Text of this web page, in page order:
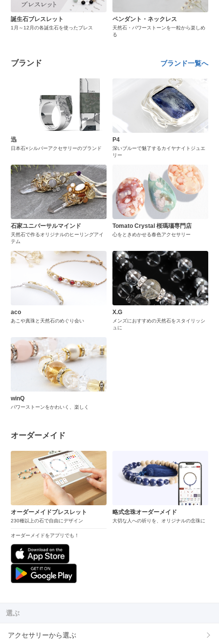
誕生石ブレスレット
1月～12月の各誕生石を使ったブレス
ペンダント・ネックレス
天然石・パワーストーンを一粒から楽しめ
る
ブランド ブランド一覧へ
迅
日本石×シルバーアクセサリーのブランド
P4
深いブルーで魅了するカイヤナイトジュエ
リー
石家ユニバーサルマインド
天然石で作るオリジナルのヒーリングアイ
テム
Tomato Crystal 桜瑪瑙専門店
心をときめかせる春色アクセサリー
aco
あこや真珠と天然石のめぐり会い
X.G
メンズにおすすめの天然石をスタイリッシ
ュに
winQ
パワーストーンをかわいく、楽しく
オーダーメイド
オーダーメイドブレスレット
230種以上の石で自由にデザイン
オーダーメイドをアプリでも！
略式念珠オーダーメイド
大切な人への祈りを、オリジナルの念珠に
選ぶ
アクセサリーから選ぶ